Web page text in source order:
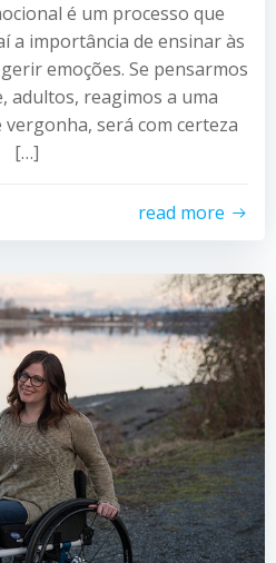
é um processo que
a importância de ensinar às
emoções. Se pensarmos
adultos, reagimos a uma
será com certeza
[…]
read more